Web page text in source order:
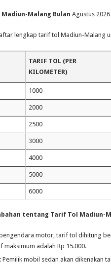
Malang Bulan Agustus 2026
lengkap tarif tol Madiun-Malang
TARIF TOL (PER
KILOMETER)
1000
2000
2500
3000
4000
5000
6000
tentang Tarif Tol Madiun-
motor, tarif tol dihitung
maksimum adalah Rp 15.000.
: Pemilik mobil sedan akan dikenakan